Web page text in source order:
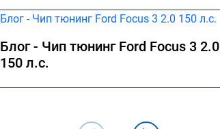
Блог - Чип тюнинг Ford Focus 3 2.0
150 л.с.